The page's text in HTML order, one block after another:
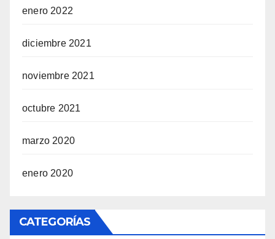
enero 2022
diciembre 2021
noviembre 2021
octubre 2021
marzo 2020
enero 2020
CATEGORÍAS